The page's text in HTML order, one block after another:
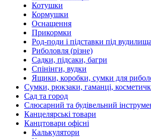
Котушки
Кормушки
Оснащення
Прикормки
Род-поди і підставки під вудилища
Риболовля (різне)
Садки, підсаки, багри
Спінінги, вудки
Ящики, коробки, сумки для
Сумки, рюкзаки, гаманці,
Сад та город
Слюсарний та будівельний
Канцелярські товари
Канцтовари офісні
Калькулятори